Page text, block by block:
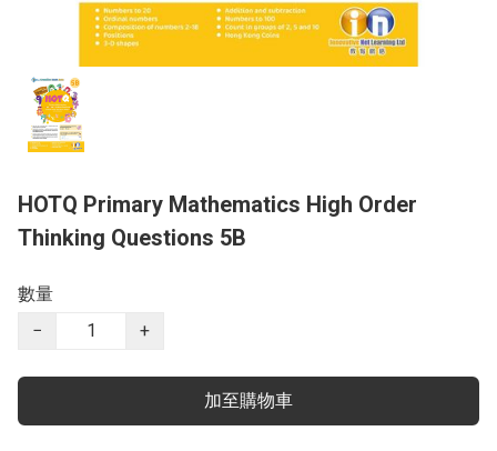
HOTQ Primary Mathematics High Order
Thinking Questions 5B
數量
−
+
加至購物車